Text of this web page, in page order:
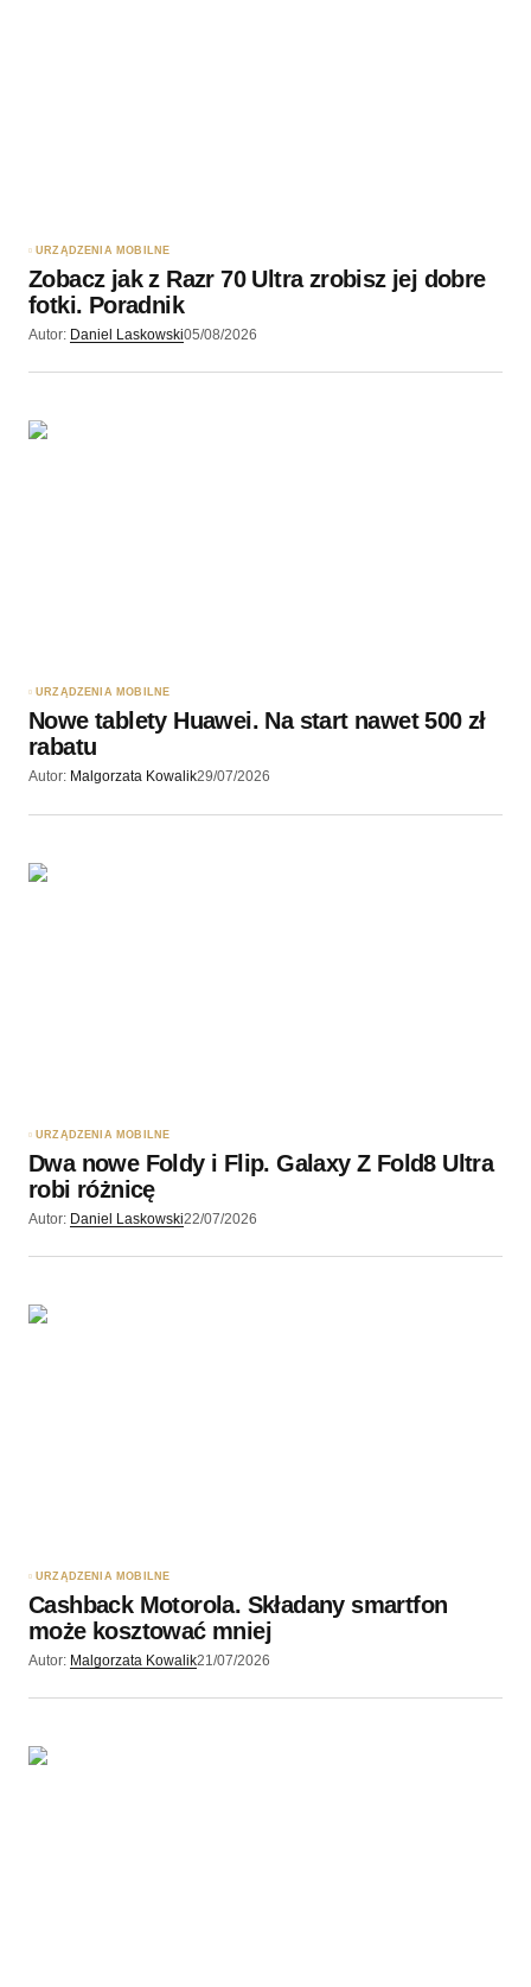
Wyślij komentarz
URZĄDZENIA MOBILNE
Zobacz jak z Razr 70 Ultra zrobisz jej dobre
fotki. Poradnik
Autor: Daniel Laskowski05/08/2026
URZĄDZENIA MOBILNE
Nowe tablety Huawei. Na start nawet 500 zł
rabatu
Autor: Malgorzata Kowalik29/07/2026
URZĄDZENIA MOBILNE
Dwa nowe Foldy i Flip. Galaxy Z Fold8 Ultra
robi różnicę
Autor: Daniel Laskowski22/07/2026
URZĄDZENIA MOBILNE
Cashback Motorola. Składany smartfon
może kosztować mniej
Autor: Malgorzata Kowalik21/07/2026